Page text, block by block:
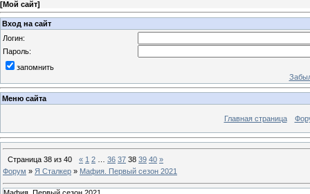
[Мой сайт]
Вход на сайт
Логин:
Пароль:
запомнить
Меню сайта
Главная страница
Страница 38 из 40 « 1 2 36 37 38 39 40 »
Форум » Я Сталкер » Мафия. Первый сезон 2021